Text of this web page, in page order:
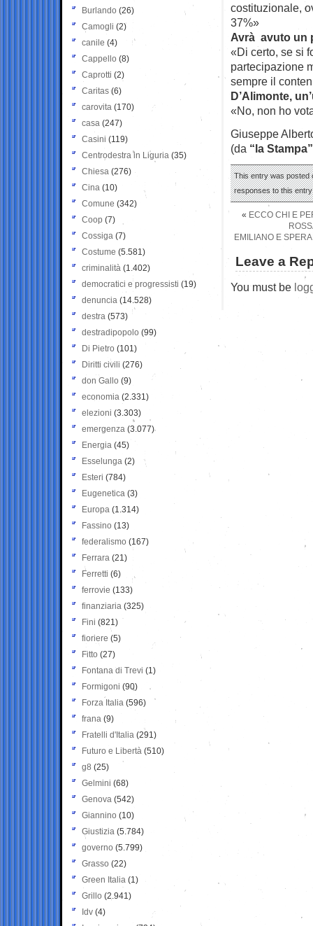
costituzionale,
37%»
Avrà avuto un
«Di certo, se si
partecipazione
sempre il
D’Alimonte,
«No, non ho
Giuseppe
(da “la Stampa”
This entry was posted
responses to this
« ECCO CHI E
EMILIANO E
Leave a
You must be
Burlando (26)
Camogli (2)
canile (4)
Cappello (8)
Caprotti (2)
Caritas (6)
carovita (170)
casa (247)
Casini (119)
Centrodestra in Liguria (35)
Chiesa (276)
Cina (10)
Comune (342)
Coop (7)
Cossiga (7)
Costume (5.581)
criminalità (1.402)
democratici e progressisti (19)
denuncia (14.528)
destra (573)
destradipopolo (99)
Di Pietro (101)
Diritti civili (276)
don Gallo (9)
economia (2.331)
elezioni (3.303)
emergenza (3.077)
Energia (45)
Esselunga (2)
Esteri (784)
Eugenetica (3)
Europa (1.314)
Fassino (13)
federalismo (167)
Ferrara (21)
Ferretti (6)
ferrovie (133)
finanziaria (325)
Fini (821)
fioriere (5)
Fitto (27)
Fontana di Trevi (1)
Formigoni (90)
Forza Italia (596)
frana (9)
Fratelli d'Italia (291)
Futuro e Libertà (510)
g8 (25)
Gelmini (68)
Genova (542)
Giannino (10)
Giustizia (5.784)
governo (5.799)
Grasso (22)
Green Italia (1)
Grillo (2.941)
Idv (4)